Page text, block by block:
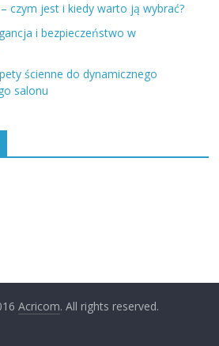
czym jest i kiedy warto ją wybrać?
i bezpieczeństwo w
ścienne do dynamicznego
salonu
Acricom. All rights reserved.